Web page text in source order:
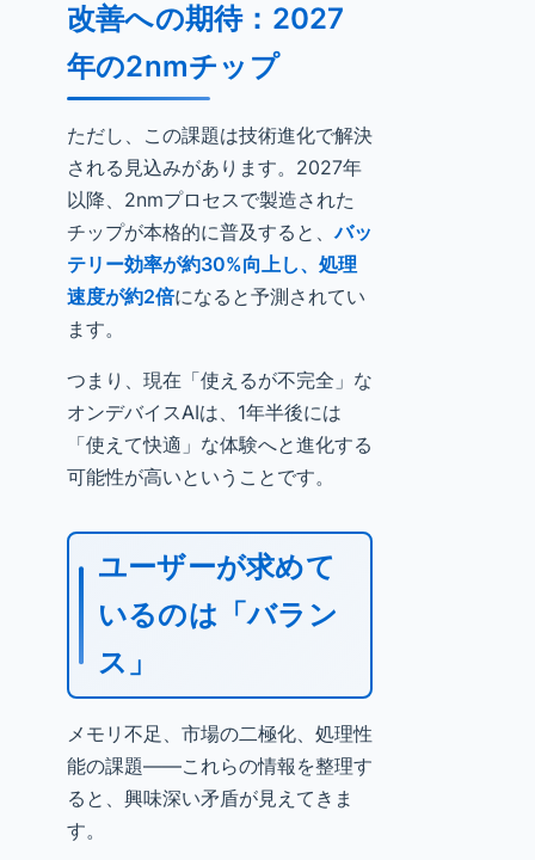
改善への期待：2027
年の2nmチップ
ただし、この課題は技術進化で解決
される見込みがあります。2027年
以降、2nmプロセスで製造された
チップが本格的に普及すると、バッ
テリー効率が約30%向上し、処理
速度が約2倍になると予測されてい
ます。
つまり、現在「使えるが不完全」な
オンデバイスAIは、1年半後には
「使えて快適」な体験へと進化する
可能性が高いということです。
ユーザーが求めて
いるのは「バラン
ス」
メモリ不足、市場の二極化、処理性
能の課題——これらの情報を整理す
ると、興味深い矛盾が見えてきま
す。